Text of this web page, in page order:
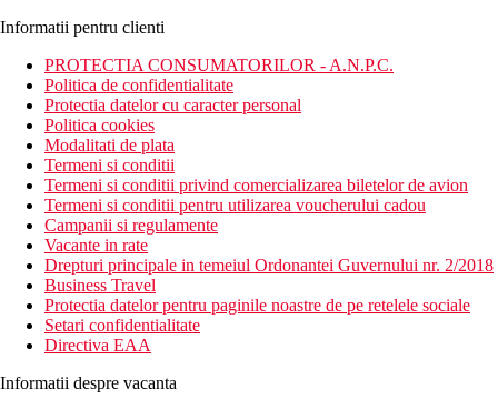
Informatii pentru clienti
PROTECTIA CONSUMATORILOR - A.N.P.C.
Politica de confidentialitate
Protectia datelor cu caracter personal
Politica cookies
Modalitati de plata
Termeni si conditii
Termeni si conditii privind comercializarea biletelor de avion
Termeni si conditii pentru utilizarea voucherului cadou
Campanii si regulamente
Vacante in rate
Drepturi principale in temeiul Ordonantei Guvernului nr. 2/2018
Business Travel
Protectia datelor pentru paginile noastre de pe retelele sociale
Setari confidentialitate
Directiva EAA
Informatii despre vacanta